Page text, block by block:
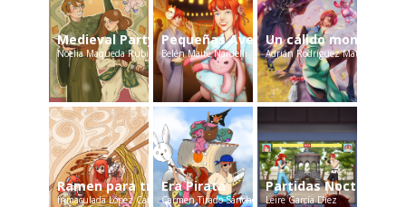
Medieval Party
Noelia Maqueda Rubio
Pequeñas Aventuras 2
Belén Maite Nardelli
Un cálido momento
Adrián Rodríguez Mateo
Ramen para tres
Inmaculada López Canales
Era Pirata
Carmen Tirado Sánchez
Partidas Nocturnas
Leire García Díez